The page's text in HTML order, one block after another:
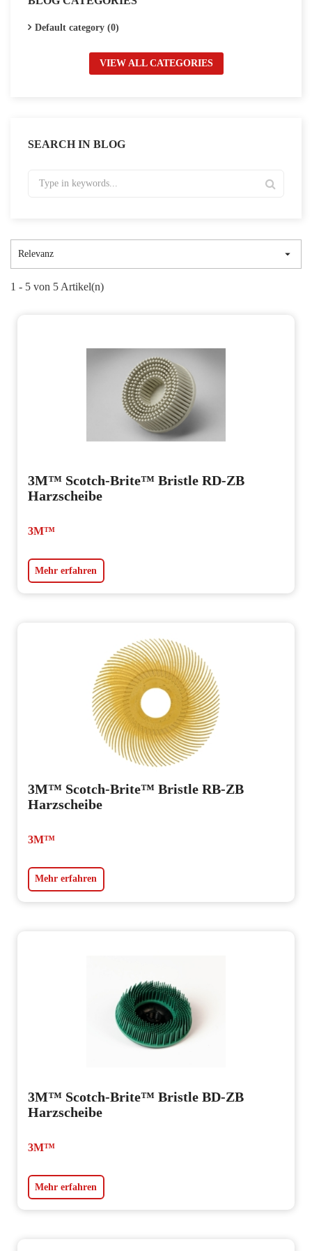
Default category (0)
VIEW ALL CATEGORIES
SEARCH IN BLOG
Relevanz 
1 - 5 von 5 Artikel(n)
3M™ Scotch-Brite™ Bristle RD-ZB
Harzscheibe
3M™
Mehr erfahren
3M™ Scotch-Brite™ Bristle RB-ZB
Harzscheibe
3M™
Mehr erfahren
3M™ Scotch-Brite™ Bristle BD-ZB
Harzscheibe
3M™
Mehr erfahren